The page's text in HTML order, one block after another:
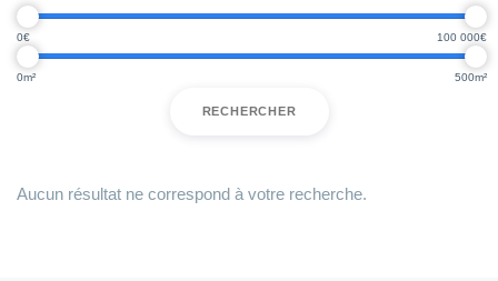
0 100 000
0 500
RECHERCHER
Aucun résultat ne correspond à votre recherche.